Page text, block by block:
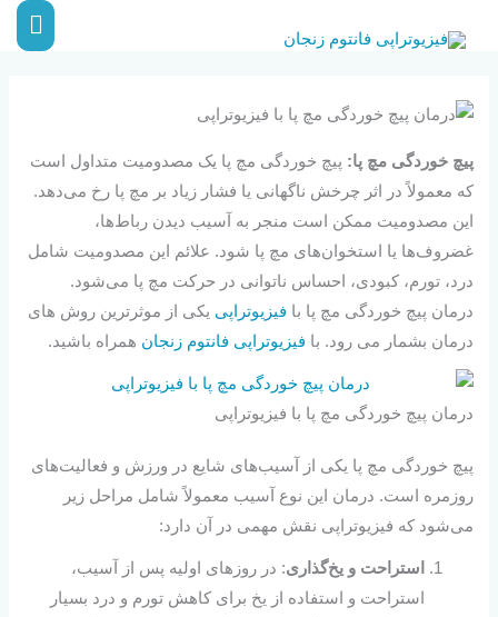
پیچ خوردگی مچ پا: پیچ خوردگی مچ پا یک مصدومیت متداول است
که معمولاً در اثر چرخش ناگهانی یا فشار زیاد بر مچ پا رخ می‌دهد.
این مصدومیت ممکن است منجر به آسیب دیدن رباط‌ها،
غضروف‌ها یا استخوان‌های مچ پا شود. علائم این مصدومیت شامل
درد، تورم، کبودی، احساس ناتوانی در حرکت مچ پا می‌شود.
درمان پیچ خوردگی مچ پا با فیزیوتراپی یکی از موثرترین روش های
درمان بشمار می رود. با فیزیوتراپی فانتوم زنجان همراه باشید.
درمان پیچ خوردگی مچ پا با فیزیوتراپی
پیچ خوردگی مچ پا یکی از آسیب‌های شایع در ورزش و فعالیت‌های
روزمره است. درمان این نوع آسیب معمولاً شامل مراحل زیر
می‌شود که فیزیوتراپی نقش مهمی در آن دارد:
استراحت و یخ‌گذاری: در روزهای اولیه پس از آسیب،
استراحت و استفاده از یخ برای کاهش تورم و درد بسیار